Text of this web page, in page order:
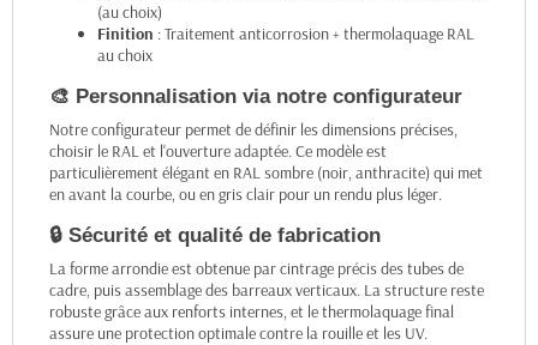
(au choix)
Finition : Traitement anticorrosion + thermolaquage RAL
au choix
🎨 Personnalisation via notre configurateur
Notre configurateur permet de définir les dimensions précises,
choisir le RAL et l'ouverture adaptée. Ce modèle est
particulièrement élégant en RAL sombre (noir, anthracite) qui met
en avant la courbe, ou en gris clair pour un rendu plus léger.
🔒 Sécurité et qualité de fabrication
La forme arrondie est obtenue par cintrage précis des tubes de
cadre, puis assemblage des barreaux verticaux. La structure reste
robuste grâce aux renforts internes, et le thermolaquage final
assure une protection optimale contre la rouille et les UV.